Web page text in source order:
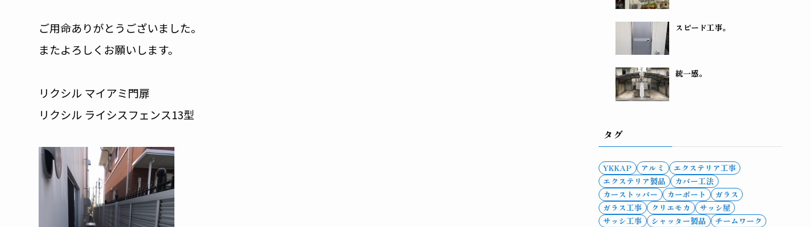
ご用命ありがとうございました。
またよろしくお願いします。
リクシル マイアミ門扉
リクシル ライシスフェンス13型
スピード工事。
統一感。
タグ
YKKAP アルミ
エクステリア工事
エクステリア製品
カバー工法
カーストッパー
カーポート
ガラス
ガラス工事
クリエモカ
サッシ屋
サッシ工事
シャッター製品
チームワーク